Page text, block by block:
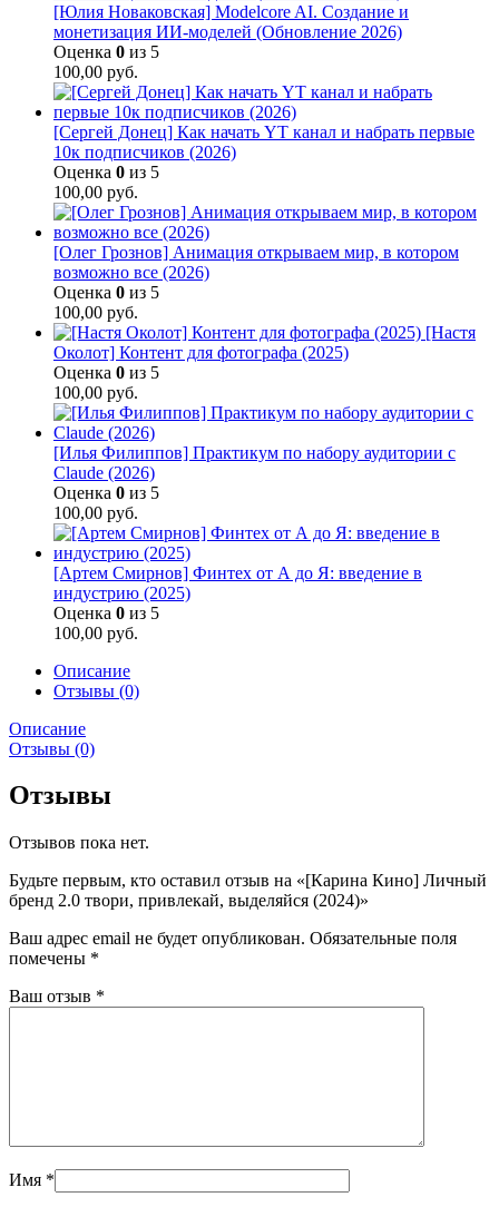
[Юлия Новаковская] Modelcore AI. Создание и
монетизация ИИ-моделей (Обновление 2026)
Оценка 0 из 5
100,00 руб.
[Сергей Донец] Как начать YT канал и набрать первые
10к подписчиков (2026)
Оценка 0 из 5
100,00 руб.
[Олег Грознов] Анимация открываем мир, в котором
возможно все (2026)
Оценка 0 из 5
100,00 руб.
[Настя
Околот] Контент для фотографа (2025)
Оценка 0 из 5
100,00 руб.
[Илья Филиппов] Практикум по набору аудитории с
Claude (2026)
Оценка 0 из 5
100,00 руб.
[Артем Смирнов] Финтех от А до Я: введение в
индустрию (2025)
Оценка 0 из 5
100,00 руб.
Описание
Отзывы (0)
Описание
Отзывы (0)
Отзывы
Отзывов пока нет.
Будьте первым, кто оставил отзыв на «[Карина Кино] Личный
бренд 2.0 твори, привлекай, выделяйся (2024)»
Ваш адрес email не будет опубликован. Обязательные поля
помечены *
Ваш отзыв *
Имя *